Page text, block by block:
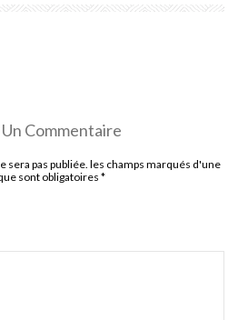
Commentaire
sera pas publiée. les champs marqués d'une
sont obligatoires *